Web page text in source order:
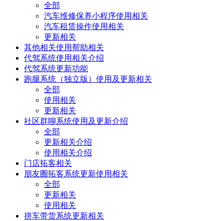
全部
汽车维修保养小程序使用相关
汽车租赁操作使用相关
更新相关
其他相关使用帮助相关
代驾系统使用相关介绍
代驾系统更新功能
跑腿系统（独立版）使用及更新相关
全部
使用相关
更新相关
社区群聊系统使用及更新介绍
全部
更新相关介绍
使用相关介绍
门店拓客相关
朋友圈拓客系统更新使用相关
全部
更新相关
使用相关
拼车带货系统更新相关